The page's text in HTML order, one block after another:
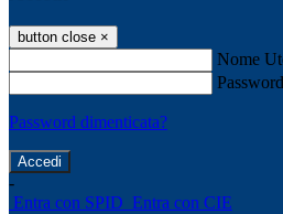
button close ×
Nome
Password
Password dimenticata?
-
Entra con SPID Entra con CIE